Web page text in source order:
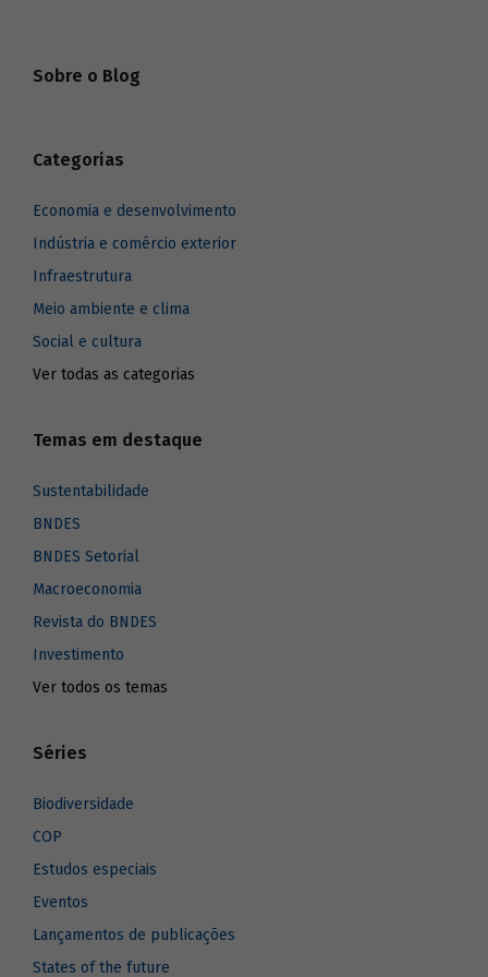
Sobre o Blog
Categorias
Economia e desenvolvimento
Indústria e comércio exterior
Infraestrutura
Meio ambiente e clima
Social e cultura
Ver todas as categorias
Temas em destaque
Sustentabilidade
BNDES
BNDES Setorial
Macroeconomia
Revista do BNDES
Investimento
Ver todos os temas
Séries
Biodiversidade
COP
Estudos especiais
Eventos
Lançamentos de publicações
States of the future